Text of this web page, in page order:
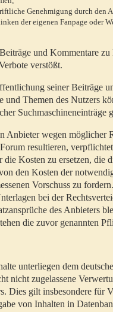
Genehmigung durch den
der eigenen Fanpage oder
und Kommentare zu
verstößt.
seiner Beiträge
Themen des Nutzers
Suchmaschineneinträge
wegen möglicher
resultieren,
Kosten zu ersetzen, die
den Kosten der
Vorschuss zu
bei der
des Anbieters
die zuvor genannten
unterliegen dem
nicht zugelassene
Dies gilt insbesondere für
von Inhalten in